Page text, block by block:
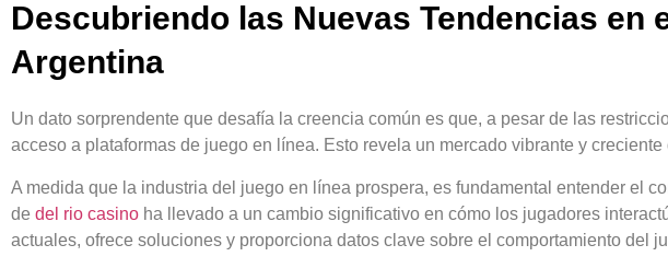
Descubriendo las Nuevas Tendencias en
Argentina
Un dato sorprendente que desafía la creencia común es que, a pesar de las
acceso a plataformas de juego en línea. Esto revela un mercado vibrante y
A medida que la industria del juego en línea prospera, es fundamental entender el
de del rio casino ha llevado a un cambio significativo en cómo los jugadores
actuales, ofrece soluciones y proporciona datos clave sobre el comportamiento del